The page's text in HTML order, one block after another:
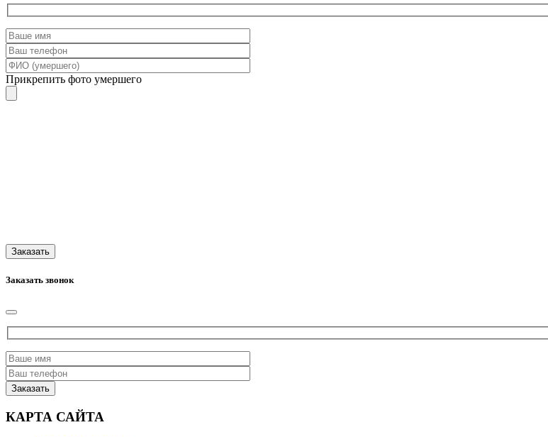
Прикрепить фото умершего
Заказать звонок
КАРТА САЙТА